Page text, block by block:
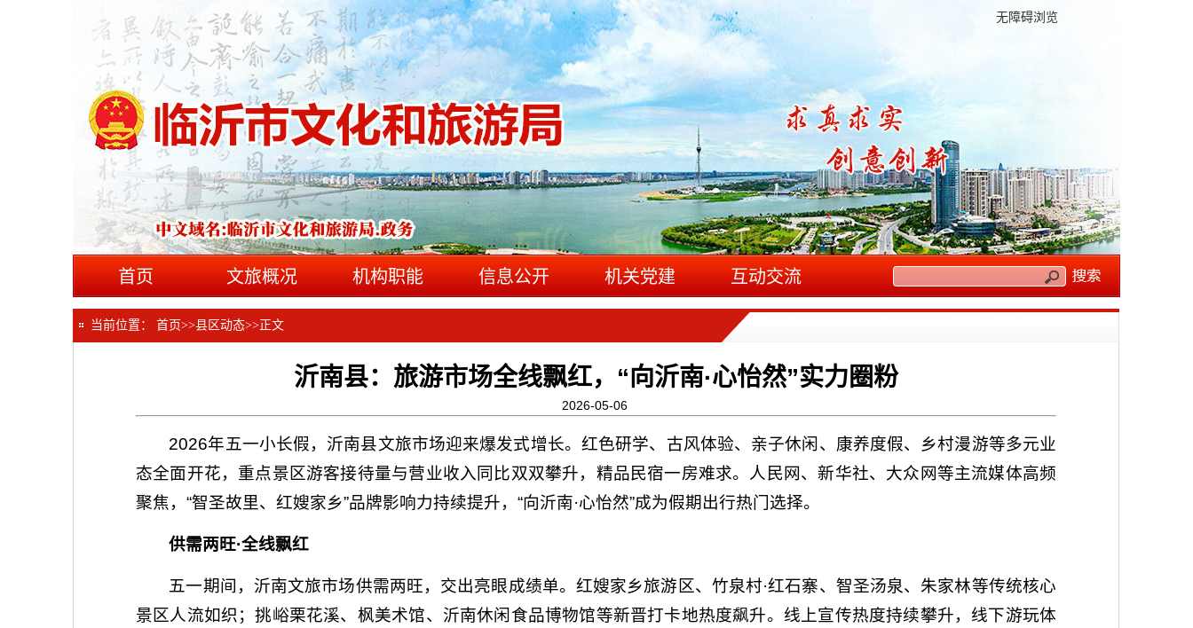
无障碍浏览
首页 文旅概况 机构职能 信息公开 机关党建 互动交流
当前位置： 首页>>县区动态>> 正文
沂南县：旅游市场全线飘红，“向沂南·心怡然”实力圈粉
2026-05-06
2026年五一小长假，沂南县文旅市场迎来爆发式增长。红色研学、古风体验、亲子休闲、康养度假、乡村漫游等多元业
态全面开花，重点景区游客接待量与营业收入同比双双攀升，精品民宿一房难求。人民网、新华社、大众网等主流媒体高频
聚焦，“智圣故里、红嫂家乡”品牌影响力持续提升，“向沂南·心怡然”成为假期出行热门选择。
供需两旺·全线飘红
五一期间，沂南文旅市场供需两旺，交出亮眼成绩单。红嫂家乡旅游区、竹泉村·红石寨、智圣汤泉、朱家林等传统核心
景区人流如织；挑峪栗花溪、枫美术馆、沂南休闲食品博物馆等新晋打卡地热度飙升。线上宣传热度持续攀升，线下游玩体